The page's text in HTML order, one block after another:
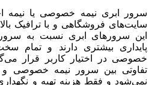
سرور ابری نیمه خصوصی یا نیمه
سایت‌های فروشگاهی و با ترافیک
این سرورهای ابری نسبت به
پایداری بیشتری دارند و تمام
خصوصی در اختیار کاربر قرار
تفاوتی بین سرور نیمه خصوصی
نمی‌شود و فقط هزینه تهیه و